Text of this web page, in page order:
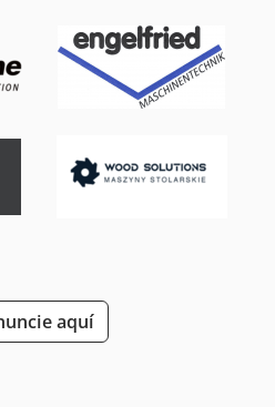
Ø 1 x 140 mm Encantadora
Fresadora de ranura (incluye
2 mm de profundidad de
combinado Fresadora de radio
R = 2 mm Csdpfxjglfwtj Ag
radio (incluye elevación
para cantos
aquí